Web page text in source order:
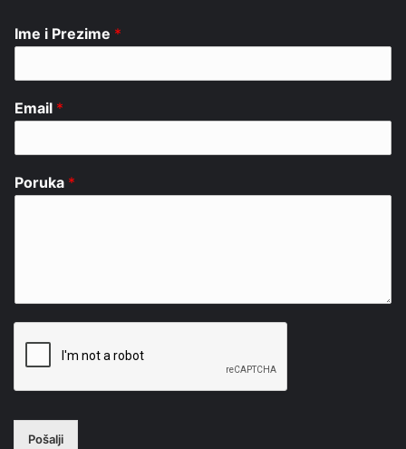
Ime i Prezime *
Email *
Poruka *
Pošalji